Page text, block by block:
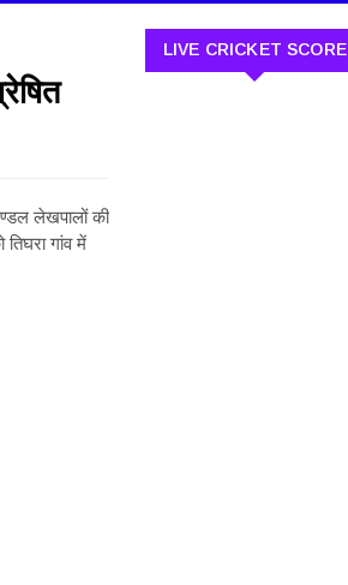
लेखपालों की
गांव में
LIVE CRICKET SCORE